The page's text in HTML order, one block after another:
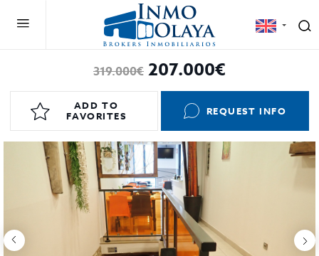
319.000€ 207.000€
ADD TO
FAVORITES
REQUEST INFO